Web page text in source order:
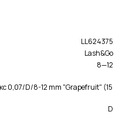
LL624375
Lash&Go
8—12
0,07/D/8-12 mm "Grapefruit" (15
D